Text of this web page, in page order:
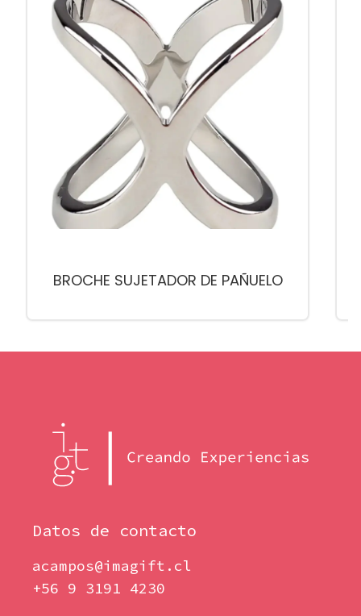
BROCHE SUJETADOR DE PAÑUELO
Datos de contacto
acampos@imagift.cl
+56 9 3191 4230